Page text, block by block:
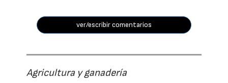
ver/escribir comentarios
Agricultura y ganadería